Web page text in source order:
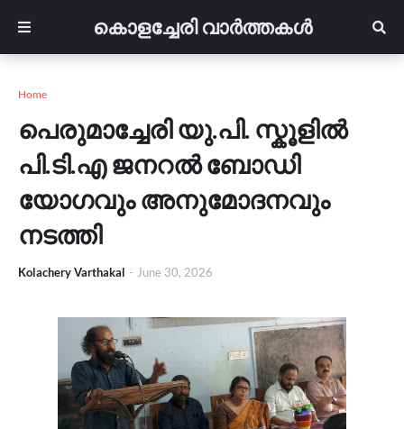
കൊളച്ചേരി വാർത്തകൾ
Home
പെരുമാച്ചേരി യു.പി. സ്കൂളിൽ ​
പി.ടി.എ ജനറൽ ബോഡി
യോഗവും അനുമോദനവും
നടത്തി
Kolachery Varthakal - June 30, 2026